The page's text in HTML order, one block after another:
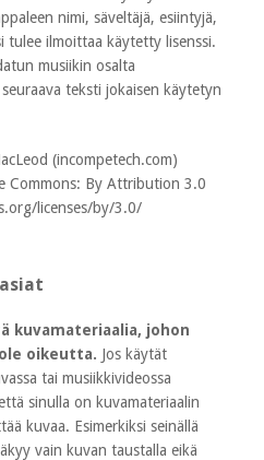
nimi, säveltäjä, esiintyjä,
tulee ilmoittaa käytetty lisenssi.
musiikin osalta
teksti jokaisen käytetyn
(incompetech.com)
Commons: By Attribution 3.0
licenses/by/3.0/
kuvamateriaalia, johon
oikeutta. Jos käytät
tai musiikkivideossa
sinulla on kuvamateriaalin
kuvaa. Esimerkiksi seinällä
vain kuvan taustalla eikä